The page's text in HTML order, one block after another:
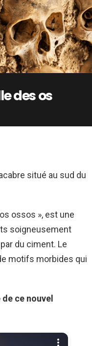
des os
situé au sud du
ossos », est une
soigneusement
du ciment. Le
motifs morbides qui
ce nouvel